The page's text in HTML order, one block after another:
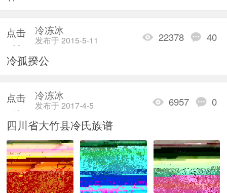
点击
重新
加载
22378 40
冷冻冰
发布于 2015-5-11
冷孤揆公
点击
重新
加载
6957 0
冷冻冰
发布于 2017-4-5
四川省大竹县冷氏族谱